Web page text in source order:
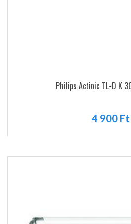
Philips Actinic TL-D K
4 900 Ft